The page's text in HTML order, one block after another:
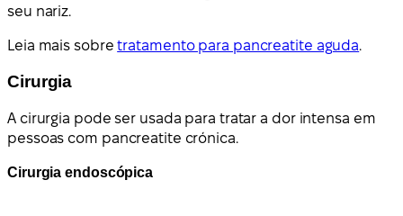
seu nariz.
Leia mais sobretratamento para pancreatite aguda.
Cirurgia
A cirurgia pode ser usada para tratar a dor intensa em
pessoas com pancreatite crónica.
Cirurgia endoscópica